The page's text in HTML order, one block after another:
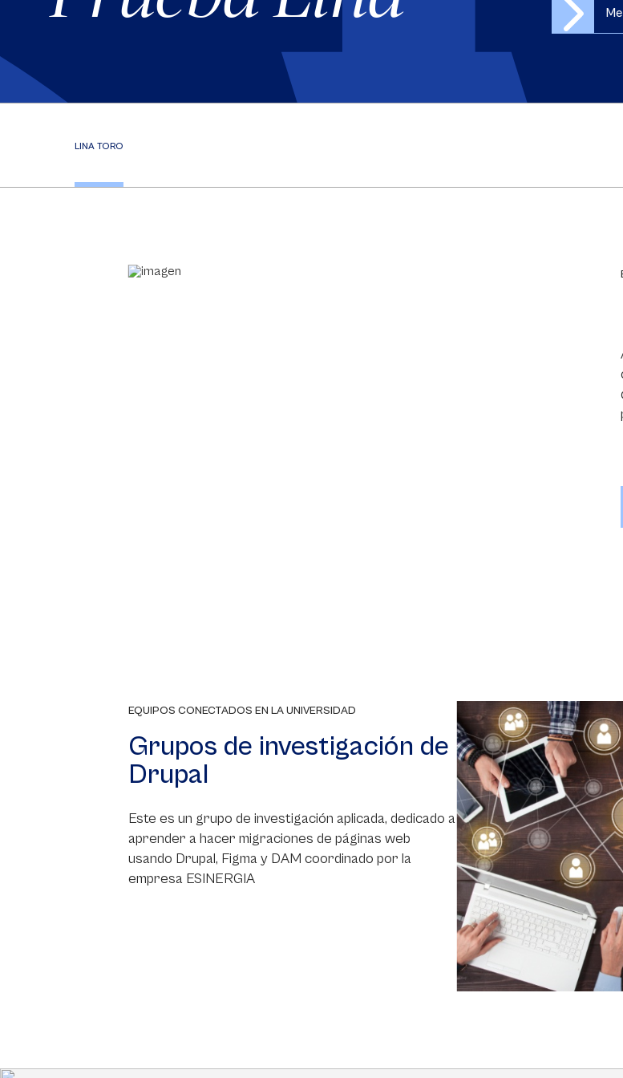
LINA TORO
EQUIPOS CONECTADOS EN LA UNIVERSIDAD
Grupos de investigación de
Drupal
Este es un grupo de investigación aplicada, dedicado a
aprender a hacer migraciones de páginas web
usando Drupal, Figma y DAM coordinado por la
empresa ESINERGIA